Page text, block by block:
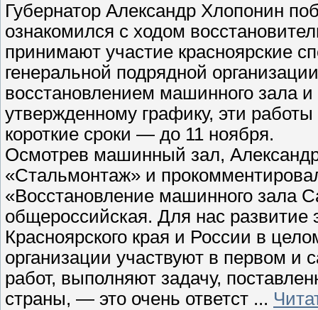
Губернатор Александр Хлопонин
ознакомился с ходом
принимают участие красноярские
генеральной подрядной
восстановлением машинного зала и
утвержденному графику, эти
короткие сроки — до 11 ноября.
Осмотрев машинный зал,
«Стальмонтаж» и
«Восстановление машинного
общероссийская. Для нас развитие
Красноярского края и России в
организации участвуют в первом и
работ, выполняют задачу,
страны, — это очень ответст ...